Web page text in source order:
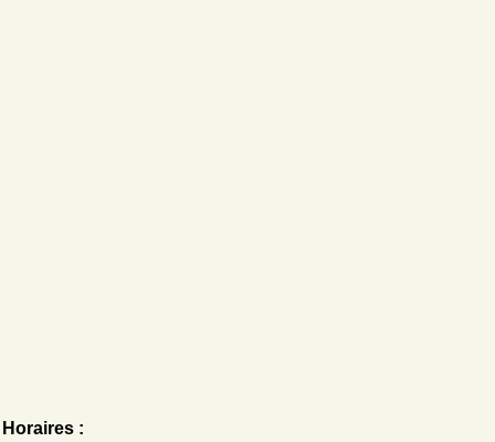
Horaires :